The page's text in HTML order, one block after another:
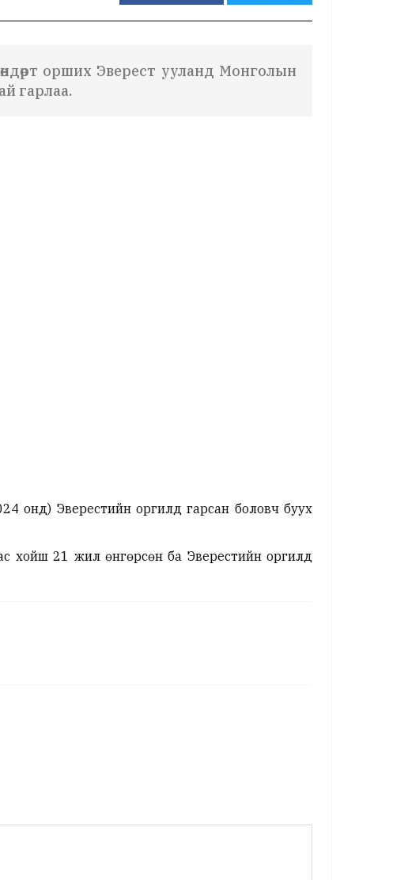
орших Эверест ууланд Монголын
гарлаа.
онд) Эверестийн оргилд гарсан боловч буух
хойш 21 жил өнгөрсөн ба Эверестийн оргилд